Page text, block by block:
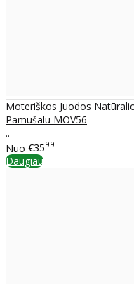
Moteriškos Juodos
Pamušalu MOV56
..
Nuo €3599
Daugiau